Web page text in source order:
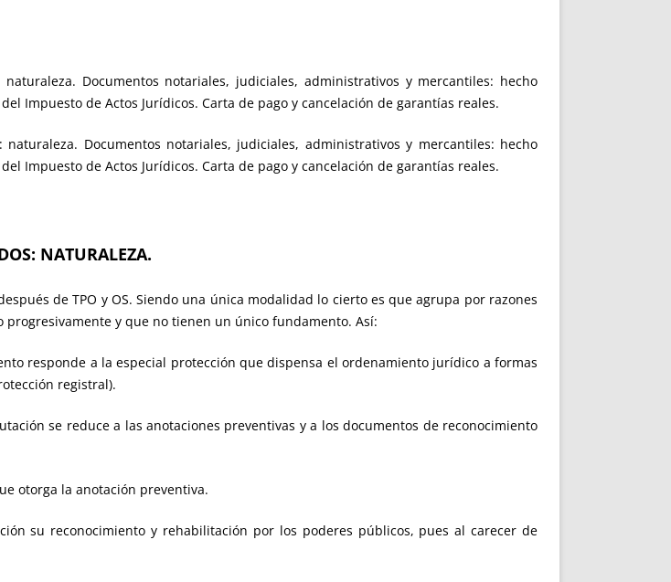
Documentos notariales, judiciales, administrativos y mercantiles: hecho
Impuesto de Actos Jurídicos. Carta de pago y cancelación de garantías reales.
naturaleza. Documentos notariales, judiciales, administrativos y mercantiles: hecho
Impuesto de Actos Jurídicos. Carta de pago y cancelación de garantías reales.
NATURALEZA.
de TPO y OS. Siendo una única modalidad lo cierto es que agrupa por razones
y que no tienen un único fundamento. Así:
responde a la especial protección que dispensa el ordenamiento jurídico a formas
registral).
se reduce a las anotaciones preventivas y a los documentos de reconocimiento
otorga la anotación preventiva.
su reconocimiento y rehabilitación por los poderes públicos, pues al carecer de